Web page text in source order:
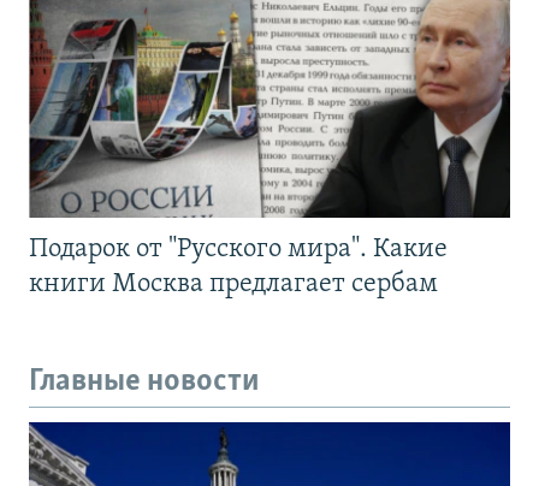
Подарок от "Русского мира". Какие
книги Москва предлагает сербам
Главные новости